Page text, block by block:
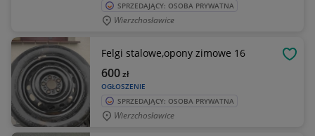
SPRZEDAJĄCY: OSOBA PRYWATNA
Wierzchosławice
Felgi stalowe,opony zimowe 16
OGŁOSZENIE
600zł
SPRZEDAJĄCY: OSOBA PRYWATNA
Wierzchosławice